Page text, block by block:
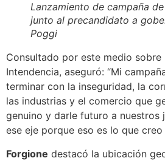
Lanzamiento de campaña
junto al precandidato a
Poggi
Consultado por este medio sobre
Intendencia, aseguró: “Mi
terminar con la inseguridad, la
las industrias y el comercio que
genuino y darle futuro a nuestros
ese eje porque eso es lo que creo
Forgione destacó la ubicación